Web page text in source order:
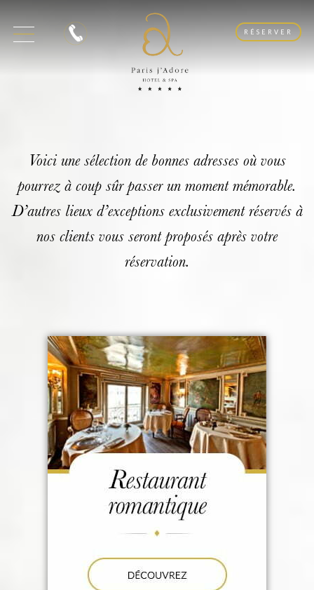
RÉSERVER
Voici une sélection de bonnes adresses où vous
pourrez à coup sûr passer un moment mémorable.
D’autres lieux d’exceptions exclusivement réservés à
nos clients vous seront proposés après votre
réservation.